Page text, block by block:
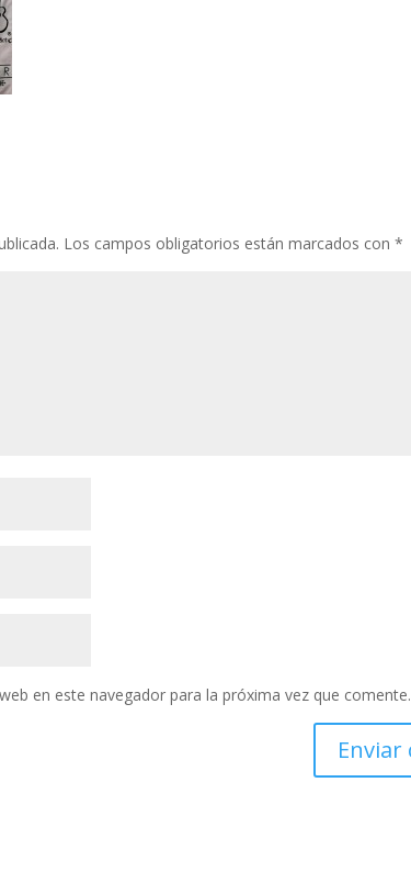
Los campos obligatorios están marcados con*
en este navegador para la próxima vez que comente.